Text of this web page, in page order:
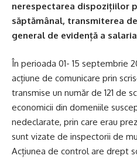
nerespectarea dispozițiilor
săptămânal, transmiterea
general de evidență a
În perioada 01- 15 septembrie
acțiune de comunicare prin
transmise un număr de 121 de
economicii din domeniile
nedeclarate, prin care erau
sunt vizate de inspectorii de
Acțiunea de control are drept